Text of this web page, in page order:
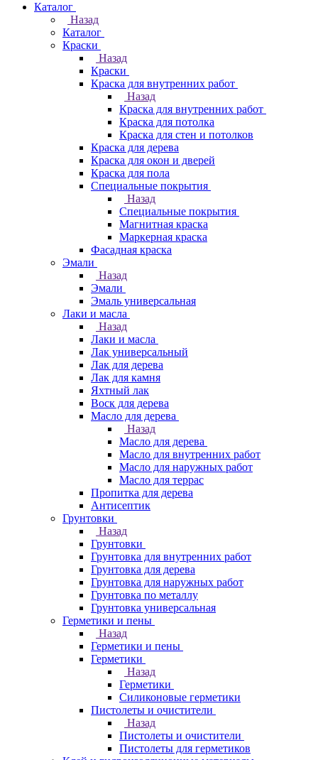
Каталог
Назад
Каталог
Краски
Назад
Краски
Краска для внутренних работ
Назад
Краска для внутренних работ
Краска для потолка
Краска для стен и потолков
Краска для дерева
Краска для окон и дверей
Краска для пола
Специальные покрытия
Назад
Специальные покрытия
Магнитная краска
Маркерная краска
Фасадная краска
Эмали
Назад
Эмали
Эмаль универсальная
Лаки и масла
Назад
Лаки и масла
Лак универсальный
Лак для дерева
Лак для камня
Яхтный лак
Воск для дерева
Масло для дерева
Назад
Масло для дерева
Масло для внутренних работ
Масло для наружных работ
Масло для террас
Пропитка для дерева
Антисептик
Грунтовки
Назад
Грунтовки
Грунтовка для внутренних работ
Грунтовка для дерева
Грунтовка для наружных работ
Грунтовка по металлу
Грунтовка универсальная
Герметики и пены
Назад
Герметики и пены
Герметики
Назад
Герметики
Силиконовые герметики
Пистолеты и очистители
Назад
Пистолеты и очистители
Пистолеты для герметиков